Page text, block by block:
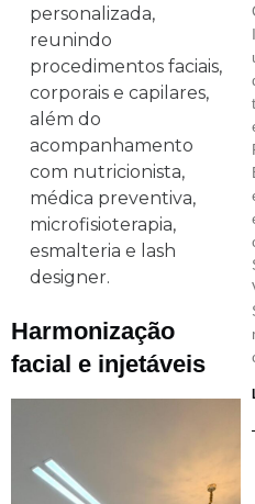
personalizada,
reunindo
procedimentos faciais,
corporais e capilares,
além do
acompanhamento
com nutricionista,
médica preventiva,
microfisioterapia,
esmalteria e lash
designer.
Harmonização
facial e injetáveis